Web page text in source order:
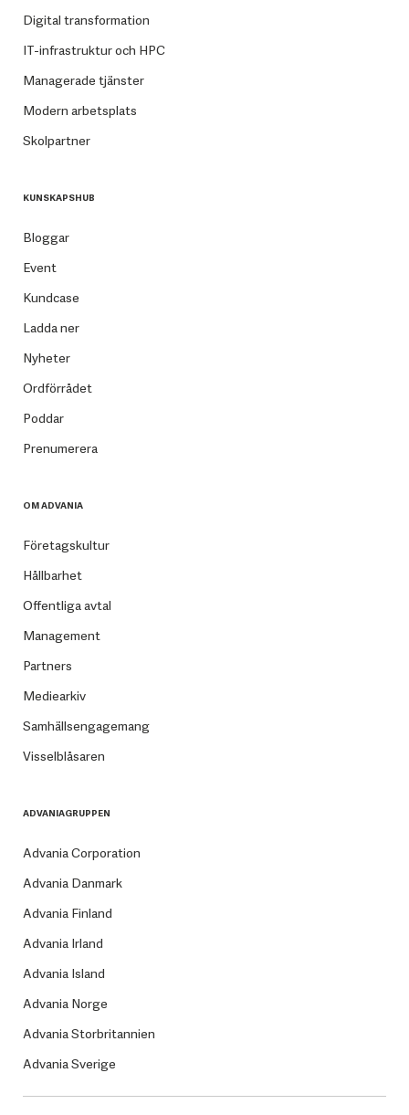
Digital transformation
IT-infrastruktur och HPC
Managerade tjänster
Modern arbetsplats
Skolpartner
KUNSKAPSHUB
Bloggar
Event
Kundcase
Ladda ner
Nyheter
Ordförrådet
Poddar
Prenumerera
OM ADVANIA
Företagskultur
Hållbarhet
Offentliga avtal
Management
Partners
Mediearkiv
Samhällsengagemang
Visselblåsaren
ADVANIAGRUPPEN
Advania Corporation
Advania Danmark
Advania Finland
Advania Irland
Advania Island
Advania Norge
Advania Storbritannien
Advania Sverige